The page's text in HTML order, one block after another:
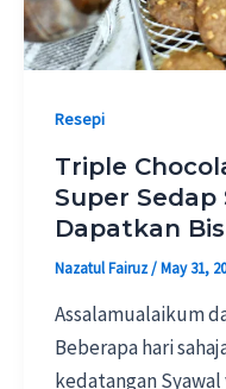
Resepi
Triple
Super
Dapatkan
Nazatul Fairuz/May 31,
Assalamualaikum
Beberapa hari
kedatangan